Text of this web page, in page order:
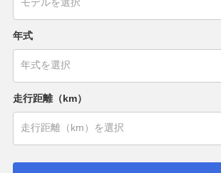
年式
走行距離（km）